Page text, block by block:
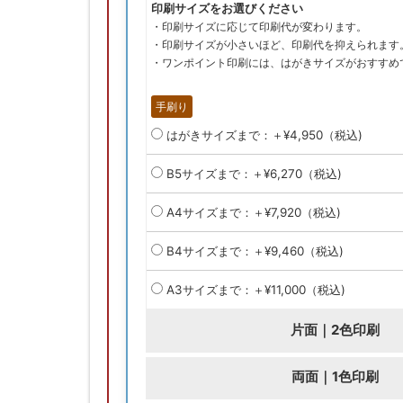
印刷サイズをお選びください
・印刷サイズに応じて印刷代が変わります。
・印刷サイズが小さいほど、印刷代を抑えられます。
・ワンポイント印刷には、はがきサイズがおすすめ
手刷り
はがきサイズまで：＋¥4,950（税込)
B5サイズまで：＋¥6,270（税込)
A4サイズまで：＋¥7,920（税込)
B4サイズまで：＋¥9,460（税込)
A3サイズまで：＋¥11,000（税込)
片面｜2色印刷
両面｜1色印刷